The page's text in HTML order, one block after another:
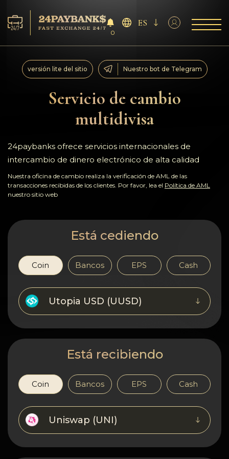
Servicios
Reservas
Para los socios
Reseñas
Reglas
AML/CFT
Confidencialidad
Contactos
Wiki
FAQ
Reputación
Mapa del sitio
0
ES
Servicio de cambio
multidivisa
versión lite del sitio Nuestro bot de Telegram
24paybanks ofrece servicios internacionales de
intercambio de dinero electrónico de alta calidad
Nuestra oficina de cambio realiza la verificación de AML de las
transacciones recibidas de los clientes. Por favor, lea el Política de AML
nuestro sitio web
Está cediendo
Coin Bancos EPS Cash
Utopia USD (UUSD)
Está recibiendo
Coin Bancos EPS Cash
Uniswap (UNI)